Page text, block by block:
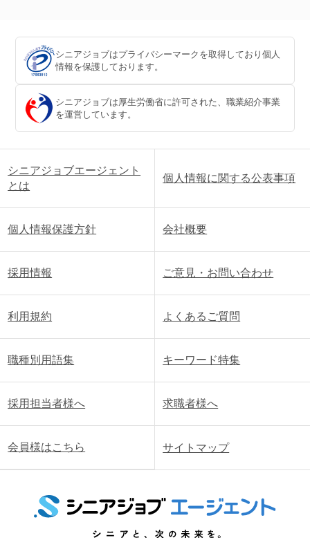
シニアジョブはプライバシーマークを取得しており個人
情報を保護しております。
シニアジョブは厚生労働省に許可された、職業紹介事業
を運営しています。
シニアジョブエージェント
とは
個人情報に関する公表事項
個人情報保護方針 会社概要
採用情報 ご意見・お問い合わせ
利用規約 よくあるご質問
職種別用語集 キーワード特集
採用担当者様へ 求職者様へ
会員様はこちら サイトマップ